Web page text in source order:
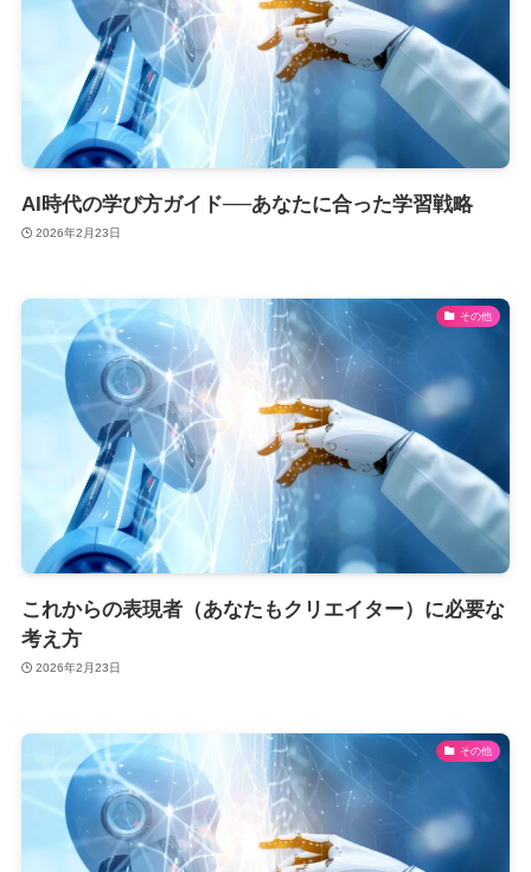
AI時代の学び方ガイド──あなたに合った学習戦略
2026年2月23日
その他
これからの表現者（あなたもクリエイター）に必要な
考え方
2026年2月23日
その他